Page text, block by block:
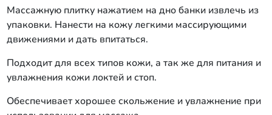
Массажную плитку нажатием на дно банки извлечь из
упаковки. Нанести на кожу легкими массирующими
движениями и дать впитаться.
Подходит для всех типов кожи, а так же для питания и
увлажнения кожи локтей и стоп.
Обеспечивает хорошее скольжение и увлажнение при